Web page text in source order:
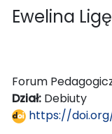
Ewelina
Forum
Dział: Debiuty
https://doi.org/